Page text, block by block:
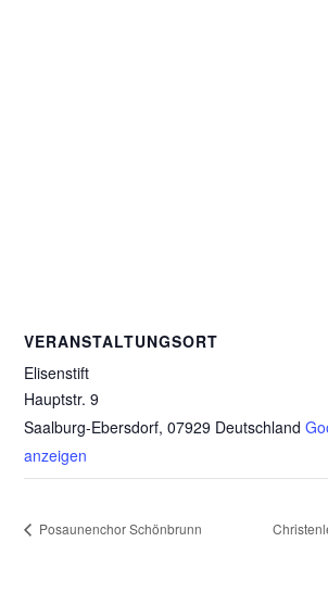
VERANSTALTUNGSORT
Elisenstift
Hauptstr. 9
Saalburg-Ebersdorf, 07929 Deutschland
anzeigen
Posaunenchor Schönbrunn